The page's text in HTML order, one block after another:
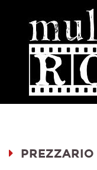
PREZZARIO